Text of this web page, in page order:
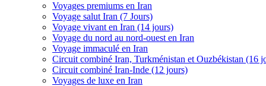
Voyages premiums en Iran
Voyage salut Iran (7 Jours)
Voyage vivant en Iran (14 jours)
Voyage du nord au nord-ouest en Iran
Voyage immaculé en Iran
Circuit combiné Iran, Turkménistan et Ouzbékistan (16
Circuit combiné Iran-Inde (12 jours)
Voyages de luxe en Iran